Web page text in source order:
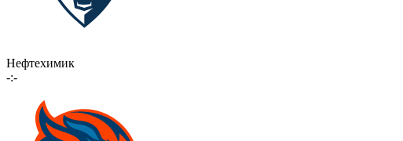
Нефтехимик
-:-